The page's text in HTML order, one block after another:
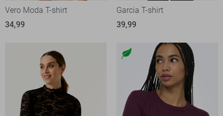
Vero Moda T-shirt
34,99
Garcia T-shirt
39,99